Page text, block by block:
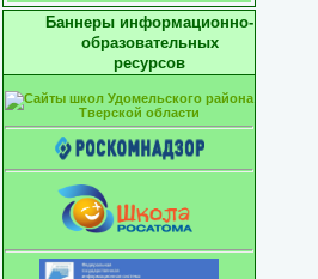
Баннеры информационно-
образовательных
ресурсов